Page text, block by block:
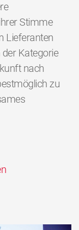
Stimme
Lieferanten
Kategorie
nach
zu